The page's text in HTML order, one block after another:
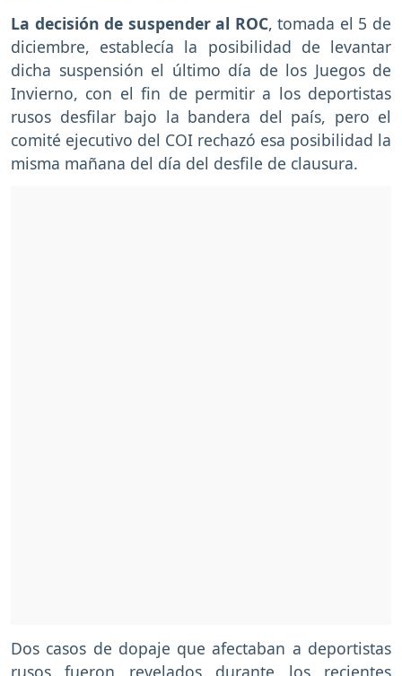
La decisión de suspender al ROC, tomada el 5 de
diciembre, establecía la posibilidad de levantar
dicha suspensión el último día de los Juegos de
Invierno, con el fin de permitir a los deportistas
rusos desfilar bajo la bandera del país, pero el
comité ejecutivo del COI rechazó esa posibilidad la
misma mañana del día del desfile de clausura.
Dos casos de dopaje que afectaban a deportistas
rusos fueron revelados durante los recientes